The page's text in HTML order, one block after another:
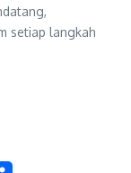
setiap langkah